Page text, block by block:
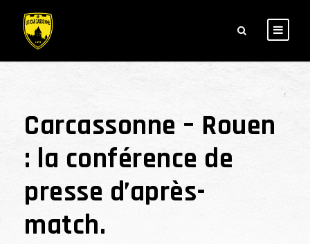
Carcassonne – Rouen
: la conférence de
presse d’après-
match.